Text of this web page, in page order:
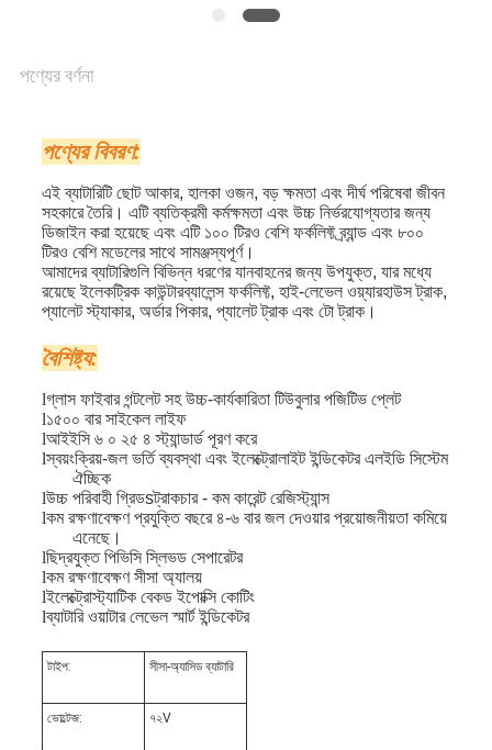
পণ্যের বর্ণনা
পণ্যের বিবরণ:
এই ব্যাটারিটি ছোট আকার, হালকা ওজন, বড় ক্ষমতা এবং দীর্ঘ পরিষেবা জীবন
সহকারে তৈরি। এটি ব্যতিক্রমী কর্মক্ষমতা এবং উচ্চ নির্ভরযোগ্যতার জন্য
ডিজাইন করা হয়েছে এবং এটি ১০০ টিরও বেশি ফর্কলিফ্ট ব্র্যান্ড এবং ৮০০
টিরও বেশি মডেলের সাথে সামঞ্জস্যপূর্ণ।
আমাদের ব্যাটারিগুলি বিভিন্ন ধরণের যানবাহনের জন্য উপযুক্ত, যার মধ্যে
রয়েছে ইলেকট্রিক কাউন্টারব্যালেন্স ফর্কলিফ্ট, হাই-লেভেল ওয়্যারহাউস ট্রাক,
প্যালেট স্ট্যাকার, অর্ডার পিকার, প্যালেট ট্রাক এবং টো ট্রাক।
বৈশিষ্ট্য:
lগ্লাস ফাইবার গন্টলেট সহ উচ্চ-কার্যকারিতা টিউবুলার পজিটিভ প্লেট
l১৫০০ বার সাইকেল লাইফ
lআইইসি ৬ ০ ২৫ ৪ স্ট্যান্ডার্ড পূরণ করে
lস্বয়ংক্রিয়-জল ভর্তি ব্যবস্থা এবং ইলেক্ট্রোলাইট ইন্ডিকেটর এলইডি সিস্টেম
ঐচ্ছিক
lউচ্চ পরিবাহী গ্রিডsট্রাকচার - কম কারেন্ট রেজিস্ট্যান্স
lকম রক্ষণাবেক্ষণ প্রযুক্তি বছরে ৪-৬ বার জল দেওয়ার প্রয়োজনীয়তা কমিয়ে
এনেছে।
lছিদ্রযুক্ত পিভিসি স্লিভড সেপারেটর
lকম রক্ষণাবেক্ষণ সীসা অ্যালয়
lইলেক্ট্রোস্ট্যাটিক বেকড ইপোক্সি কোটিং
lব্যাটারি ওয়াটার লেভেল স্মার্ট ইন্ডিকেটর
টাইপ: সীসা-অ্যাসিড ব্যাটারি
ভোল্টেজ: ৭২V